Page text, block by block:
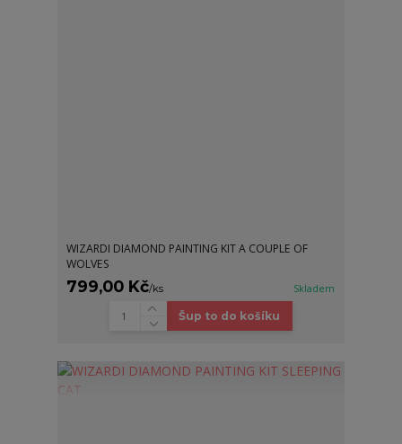
WIZARDI DIAMOND PAINTING KIT A COUPLE OF
WOLVES
799,00 Kč/ks Skladem
Šup to do košíku